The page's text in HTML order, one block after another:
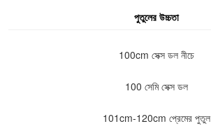
পুতুলের উচ্চতা
100cm সেক্স ডল নীচে
100 সেমি সেক্স ডল
101cm-120cm প্রেমের পুতুল